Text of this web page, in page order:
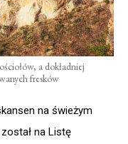
a dokładniej
fresków
na świeżym
na Listę